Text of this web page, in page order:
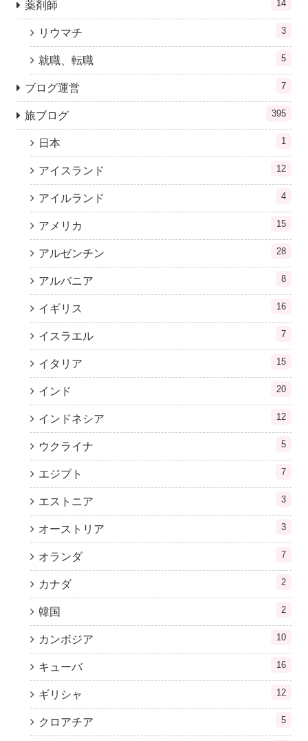
薬剤師 14
リウマチ 3
就職、転職 5
ブログ運営 7
旅ブログ 395
日本 1
アイスランド 12
アイルランド 4
アメリカ 15
アルゼンチン 28
アルバニア 8
イギリス 16
イスラエル 7
イタリア 15
インド 20
インドネシア 12
ウクライナ 5
エジプト 7
エストニア 3
オーストリア 3
オランダ 7
カナダ 2
韓国 2
カンボジア 10
キューバ 16
ギリシャ 12
クロアチア 5